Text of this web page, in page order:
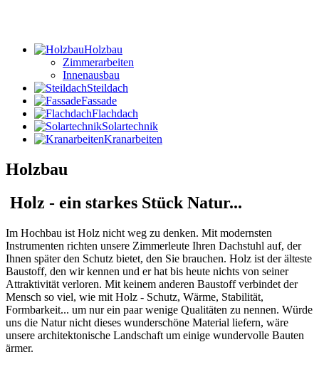
Holzbau
Zimmerarbeiten
Innenausbau
Steildach
Fassade
Flachdach
Solartechnik
Kranarbeiten
Holzbau
Holz - ein starkes Stück Natur...
Im Hochbau ist Holz nicht weg zu denken. Mit modernsten
Instrumenten richten unsere Zimmerleute Ihren Dachstuhl auf, der
Ihnen später den Schutz bietet, den Sie brauchen. Holz ist der älteste
Baustoff, den wir kennen und er hat bis heute nichts von seiner
Attraktivität verloren. Mit keinem anderen Baustoff verbindet der
Mensch so viel, wie mit Holz - Schutz, Wärme, Stabilität,
Formbarkeit... um nur ein paar wenige Qualitäten zu nennen. Würde
uns die Natur nicht dieses wunderschöne Material liefern, wäre
unsere architektonische Landschaft um einige wundervolle Bauten
ärmer.